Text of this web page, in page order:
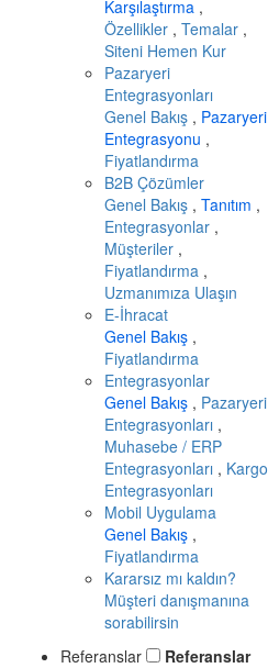
Karşılaştırma ,
Özellikler , Temalar ,
Siteni Hemen Kur
Pazaryeri
Entegrasyonları
Genel Bakış , Pazaryeri
Entegrasyonu ,
Fiyatlandırma
B2B Çözümler
Genel Bakış , Tanıtım ,
Entegrasyonlar ,
Müşteriler ,
Fiyatlandırma ,
Uzmanımıza Ulaşın
E-İhracat
Genel Bakış ,
Fiyatlandırma
Entegrasyonlar
Genel Bakış , Pazaryeri
Entegrasyonları ,
Muhasebe / ERP
Entegrasyonları , Kargo
Entegrasyonları
Mobil Uygulama
Genel Bakış ,
Fiyatlandırma
Kararsız mı kaldın?
Müşteri danışmanına
sorabilirsin
Referanslar
Referanslar